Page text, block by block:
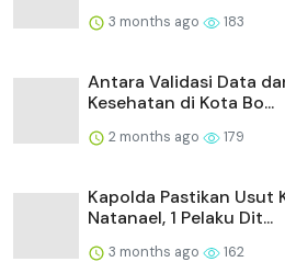
3 months ago 183
Antara Validasi Data
Kesehatan di Kota Bo...
2 months ago 179
Kapolda Pastikan Usut
Natanael, 1 Pelaku Dit...
3 months ago 162